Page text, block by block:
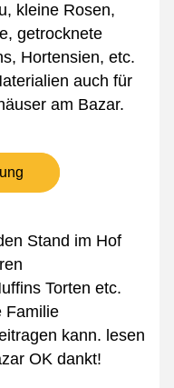
kleine Rosen,
getrocknete
Hortensien, etc.
auch für
am Bazar.
Stand im Hof
Torten etc.
Familie
kann. lesen
OK dankt!